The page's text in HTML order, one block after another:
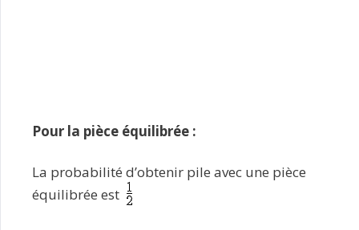
Pour la pièce équilibrée :
La probabilité d’obtenir pile avec une pièce
équilibrée est